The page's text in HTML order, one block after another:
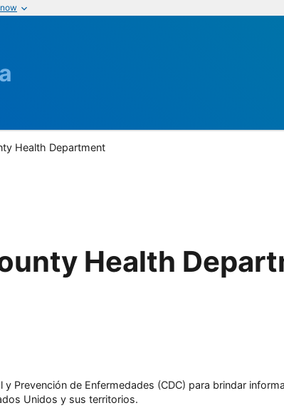
Health Department
Health
Prevención de Enfermedades (CDC) para brindar
Unidos y sus territorios.